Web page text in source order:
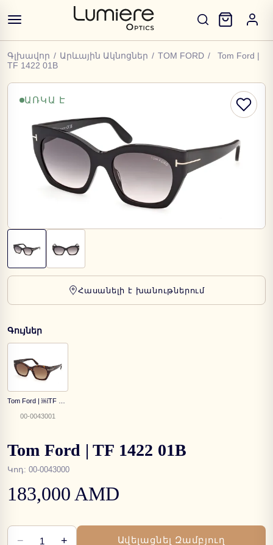
Գլխավոր / Արևային Ակնոցներ / TOM FORD /
Tom Ford |
TF 1422 01B
ԱՌԿԱ Է
Հասանելի է խանութներում
Գույներ
00-0043001
Tom Ford | TF 1422 01B
Կոդ: 00-0043000
183,000 AMD
− 1 + Ավելացնել Զամբյուղ